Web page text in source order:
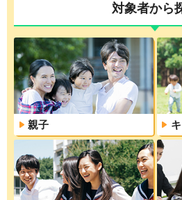
対象者から
親子